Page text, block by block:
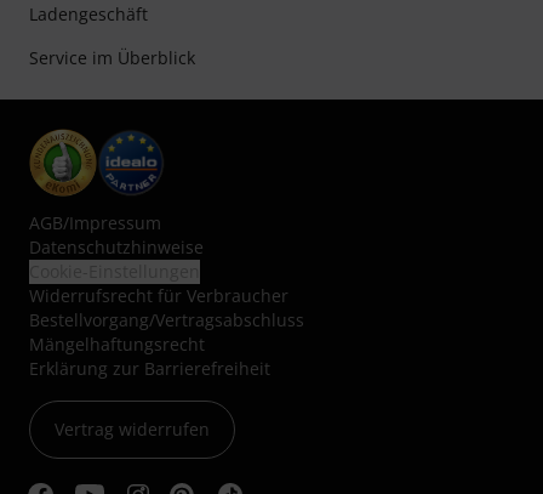
Ladengeschäft
Service im Überblick
AGB/Impressum
Datenschutzhinweise
Widerrufsrecht für Verbraucher
Bestellvorgang/Vertragsabschluss
Mängelhaftungsrecht
Erklärung zur Barrierefreiheit
Vertrag widerrufen